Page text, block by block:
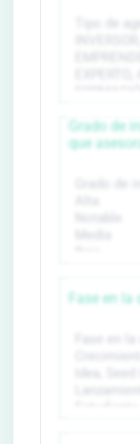
Grado de
que
Fase en la